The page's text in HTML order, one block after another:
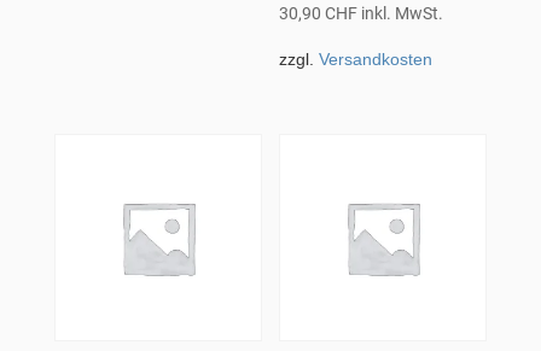
30,90CHF inkl. MwSt.
zzgl.Versandkosten